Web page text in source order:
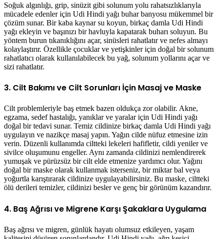
Soğuk algınlığı, grip, sinüzit gibi solunum yolu rahatsızlıklarıyla
mücadele edenler için Udi Hindi yağı buhar banyosu mükemmel bir
çözüm sunar. Bir kaba kaynar su koyun, birkaç damla Udi Hindi
yağı ekleyin ve başınızı bir havluyla kapatarak buharı soluyun. Bu
yöntem burun tıkanıklığını açar, sinüsleri rahatlatır ve nefes almayı
kolaylaştırır. Özellikle çocuklar ve yetişkinler için doğal bir solunum
rahatlatıcı olarak kullanılabilecek bu yağ, solunum yollarını açar ve
sizi rahatlatır.
3. Cilt Bakımı ve Cilt Sorunları İçin Masaj ve Maske
Cilt problemleriyle baş etmek bazen oldukça zor olabilir. Akne,
egzama, sedef hastalığı, yanıklar ve yaralar için Udi Hindi yağı
doğal bir tedavi sunar. Temiz cildinize birkaç damla Udi Hindi yağı
uygulayın ve nazikçe masaj yapın. Yağın cilde nüfuz etmesine izin
verin. Düzenli kullanımda ciltteki lekeleri hafifletir, cildi yeniler ve
sivilce oluşumunu engeller. Aynı zamanda cildinizi nemlendirerek
yumuşak ve pürüzsüz bir cilt elde etmenize yardımcı olur. Yağını
doğal bir maske olarak kullanmak isterseniz, bir miktar bal veya
yoğurtla karıştırarak cildinize uygulayabilirsiniz. Bu maske, ciltteki
ölü derileri temizler, cildinizi besler ve genç bir görünüm kazandırır.
4. Baş Ağrısı ve Migrene Karşı Şakaklara Uygulama
Baş ağrısı ve migren, günlük hayatı olumsuz etkileyen, yaşam